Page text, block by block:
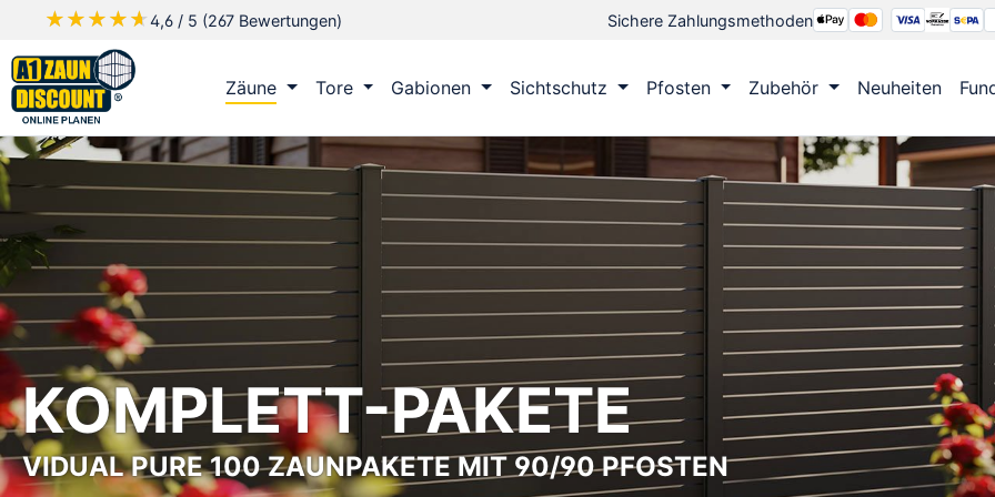
Hauptinhalt springen
Zur Suche springen
Zur Hauptnavigation springen
★★★★★
★★★★★4,6 / 5 (267 Bewertungen) Sichere Zahlungsmethoden
Zäune Tore Gabionen Sichtschutz Pfosten Zubehör Neuheiten
KOMPLETT-PAKETE
VIDUAL PURE 100 ZAUNPAKETE MIT 90/90 PFOSTEN